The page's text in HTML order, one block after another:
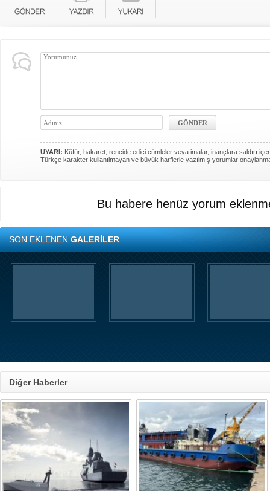
UYARI: Küfür, hakaret, rencide edici cümleler veya imalar, inançlara saldırı
Türkçe karakter kullanılmayan ve büyük harflerle yazılmış yorumlar
Bu habere henüz yorum
SON EKLENENGALERİLER
Diğer Haberler